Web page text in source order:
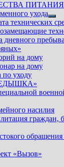
ПИТАНИЯ
ухода
технических
дневного
на дому
на дому
уходу
насилия
граждан,
«Вызов»